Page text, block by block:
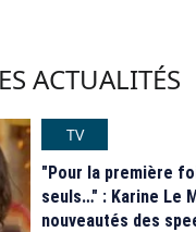
ACTUALITÉS
TV
"Pour la première
seuls…" : Karine Le
nouveautés des